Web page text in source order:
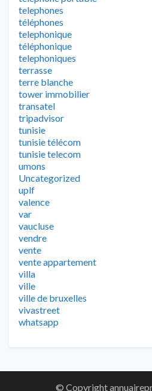
telephones
téléphones
telephonique
téléphonique
telephoniques
terrasse
terre blanche
tower immobilier
transatel
tripadvisor
tunisie
tunisie télécom
tunisie telecom
umons
Uncategorized
uplf
valence
var
vaucluse
vendre
vente
vente appartement
villa
ville
ville de bruxelles
vivastreet
whatsapp
© Copyright